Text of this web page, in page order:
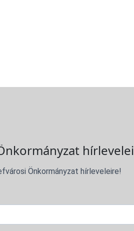
hírlevelei
Önkormányzat hírleveleire!